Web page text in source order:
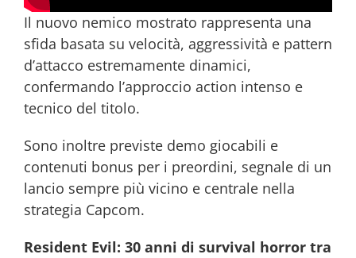
Il nuovo nemico mostrato rappresenta una
sfida basata su velocità, aggressività e pattern
d’attacco estremamente dinamici,
confermando l’approccio action intenso e
tecnico del titolo.
Sono inoltre previste demo giocabili e
contenuti bonus per i preordini, segnale di un
lancio sempre più vicino e centrale nella
strategia Capcom.
Resident Evil: 30 anni di survival horror tra